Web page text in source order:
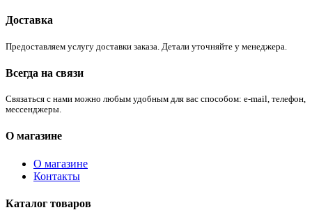
Доставка
Предоставляем услугу доставки заказа. Детали уточняйте у менеджера.
Всегда на связи
Связаться с нами можно любым удобным для вас способом: e-mail, телефон,
мессенджеры.
О магазине
О магазине
Контакты
Каталог товаров